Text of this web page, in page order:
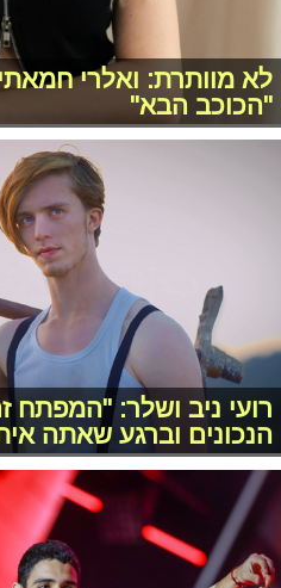
לא מוותרת: ואלרי
"הכוכב הבא"
רועי ניב ושלר:
הנכונים וברגע שאתה